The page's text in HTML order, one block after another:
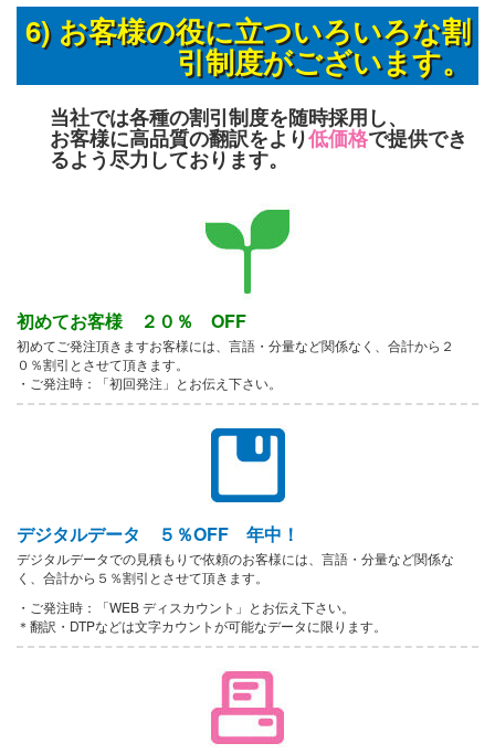
6) お客様の役に立ついろいろな割
引制度がございます。
当社では各種の割引制度を随時採用し、
お客様に高品質の翻訳をより低価格で提供でき
るよう尽力しております。
初めてお客様 ２０％ OFF
初めてご発注頂きますお客様には、言語・分量など関係なく、合計から２
０％割引とさせて頂きます。
・ご発注時：「初回発注」とお伝え下さい。
デジタルデータ ５％OFF 年中！
デジタルデータでの見積もりで依頼のお客様には、言語・分量など関係な
く、合計から５％割引とさせて頂きます。
・ご発注時：「WEB ディスカウント」とお伝え下さい。
＊翻訳・DTPなどは文字カウントが可能なデータに限ります。